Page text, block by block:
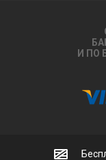
И ПО